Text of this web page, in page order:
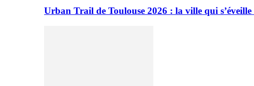
Urban Trail de Toulouse 2026 : la ville qui